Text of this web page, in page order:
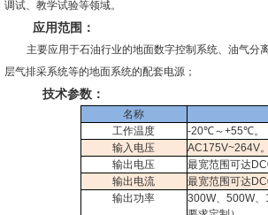
调试、教学试验等领域。
应用范围：
主要应用于石油行业的地面数字控制系统、油气分
层气排采系统等的地面系统的配套电源；
技术参数：
名称
工作温度
-20℃～+55℃。
输入电压
AC175V~264V。
输出电压
最宽范围可达
输出电流
最宽范围可达
输出功率
300W、 500W、